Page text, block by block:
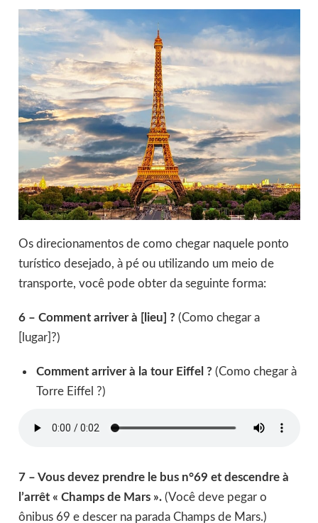
Os direcionamentos de como chegar naquele ponto
turístico desejado, à pé ou utilizando um meio de
transporte, você pode obter da seguinte forma:
6 – Comment arriver à [lieu] ? (Como chegar a
[lugar]?)
Comment arriver à la tour Eiffel ? (Como chegar à
Torre Eiffel ?)
7 – Vous devez prendre le bus n°69 et descendre à
l’arrêt « Champs de Mars ».(Você deve pegar o
ônibus 69 e descer na parada Champs de Mars.)